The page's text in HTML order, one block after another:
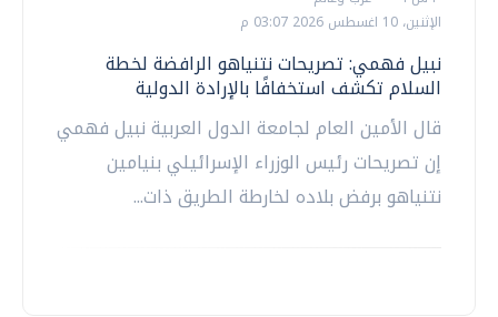
الإثنين، 10 اغسطس 2026 03:07 م
نبيل فهمي: تصريحات نتنياهو الرافضة لخطة
السلام تكشف استخفافًا بالإرادة الدولية
قال الأمين العام لجامعة الدول العربية نبيل فهمي
إن تصريحات رئيس الوزراء الإسرائيلي بنيامين
نتنياهو برفض بلاده لخارطة الطريق ذات...